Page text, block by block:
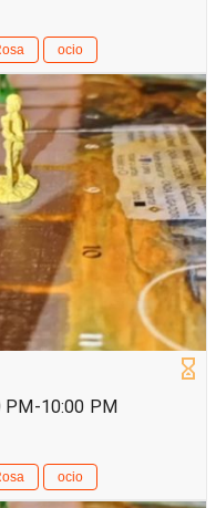
ocio
PM-10:00 PM
ocio